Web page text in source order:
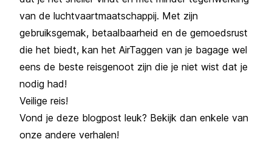
van de luchtvaartmaatschappij. Met zijn
gebruiksgemak, betaalbaarheid en de gemoedsrust
die het biedt, kan het AirTaggen van je bagage wel
eens de beste reisgenoot zijn die je niet wist dat je
nodig had!
Veilige reis!
Vond je deze blogpost leuk? Bekijk dan enkele van
onze andere verhalen!